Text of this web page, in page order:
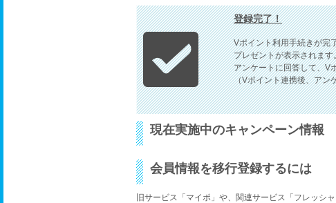
登録完了！
Vポイント利用手続きが完
プレゼントが表示されます
アンケートに回答して、V
（Vポイント連携後、アン
現在実施中のキャンペーン情報
会員情報を移行登録するには
旧サービス「マイポ」や、関連サービス「フレッシ